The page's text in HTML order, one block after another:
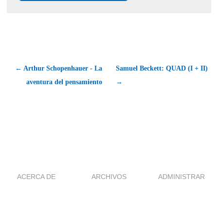
← Arthur Schopenhauer - La
aventura del pensamiento
Samuel Beckett: QUAD (I + II)
→
ACERCA DE ARCHIVOS ADMINISTRAR